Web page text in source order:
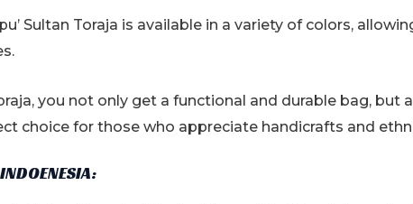
Sultan Toraja is available in a variety of colors,
you not only get a functional and durable bag, but
choice for those who appreciate handicrafts and